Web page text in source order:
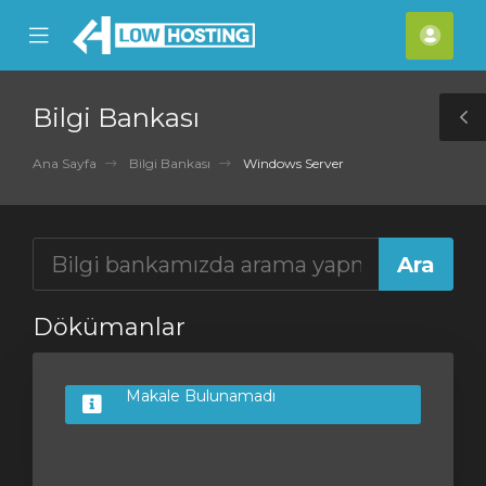
Mobile
Menu
Bilgi Bankası
Ana Sayfa Bilgi Bankası Windows Server
Dökümanlar
Makale Bulunamadı